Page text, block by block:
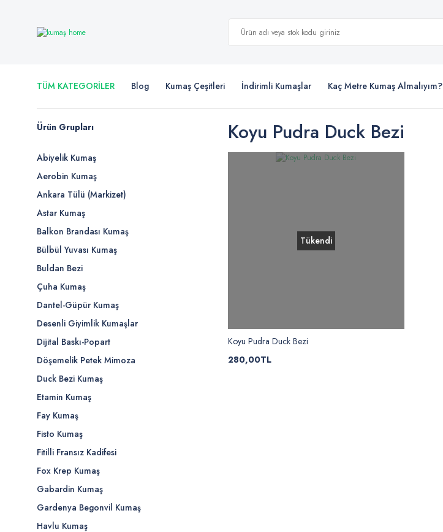
TÜM KATEGORİLER Blog Kumaş Çeşitleri İndirimli Kumaşlar Kaç Metre Kumaş Almalıyım?
Ürün Grupları
Abiyelik Kumaş
Aerobin Kumaş
Ankara Tülü (Markizet)
Astar Kumaş
Balkon Brandası Kumaş
Bülbül Yuvası Kumaş
Buldan Bezi
Çuha Kumaş
Dantel-Güpür Kumaş
Desenli Giyimlik Kumaşlar
Dijital Baskı-Popart
Döşemelik Petek Mimoza
Duck Bezi Kumaş
Etamin Kumaş
Fay Kumaş
Fisto Kumaş
Fitilli Fransız Kadifesi
Fox Krep Kumaş
Gabardin Kumaş
Gardenya Begonvil Kumaş
Havlu Kumaş
Koyu Pudra Duck Bezi
Tükendi
Koyu Pudra Duck Bezi
280,00TL